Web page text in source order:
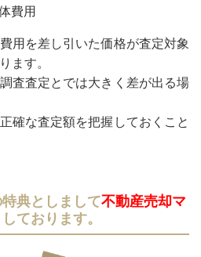
費用
用を差し引いた価格が査定対象
ます。
査査定とでは大きく差が出る場
確な査定額を把握しておくこと
典としまして不動産売却マ
しております。